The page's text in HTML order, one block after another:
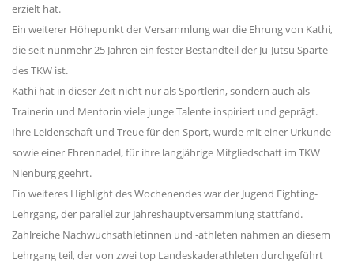
erzielt hat.
Ein weiterer Höhepunkt der Versammlung war die Ehrung von Kathi,
die seit nunmehr 25 Jahren ein fester Bestandteil der Ju-Jutsu Sparte
des TKW ist.
Kathi hat in dieser Zeit nicht nur als Sportlerin, sondern auch als
Trainerin und Mentorin viele junge Talente inspiriert und geprägt.
Ihre Leidenschaft und Treue für den Sport, wurde mit einer Urkunde
sowie einer Ehrennadel, für ihre langjährige Mitgliedschaft im TKW
Nienburg geehrt.
Ein weiteres Highlight des Wochenendes war der Jugend Fighting-
Lehrgang, der parallel zur Jahreshauptversammlung stattfand.
Zahlreiche Nachwuchsathletinnen und -athleten nahmen an diesem
Lehrgang teil, der von zwei top Landeskaderathleten durchgeführt